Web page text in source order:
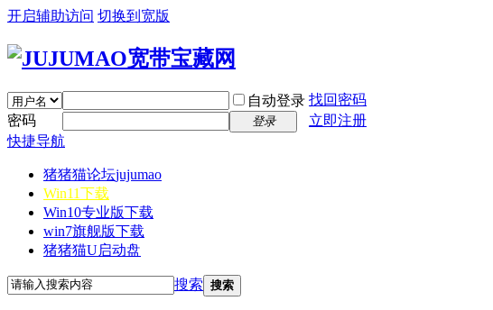
开启辅助访问 切换到宽版
自动登录 找回密码
密码
登录
立即注册
快捷导航
猪猪猫论坛jujumao
Win11下载
Win10专业版下载
win7旗舰版下载
猪猪猫U启动盘
搜索 搜索